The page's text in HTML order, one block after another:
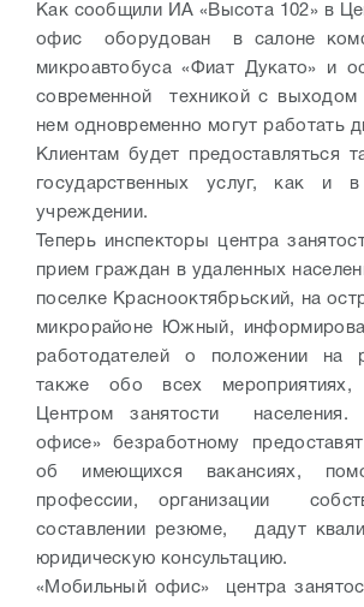
Как сообщили ИА «Высота 102» в
офис оборудован в салоне
микроавтобуса «Фиат Дукато» и
современной техникой с
нем одновременно могут работать
Клиентам будет предоставляться
государственных услуг, как и в
учреждении.
Теперь инспекторы центра
прием граждан в удаленных
поселке Краснооктябрьский, на
микрорайоне Южный,
работодателей о положении на
также обо всех
Центром занятости населения.
офисе» безработному
об имеющихся вакансиях,
профессии, организации
составлении резюме, дадут
юридическую консультацию.
«Мобильный офис» центра